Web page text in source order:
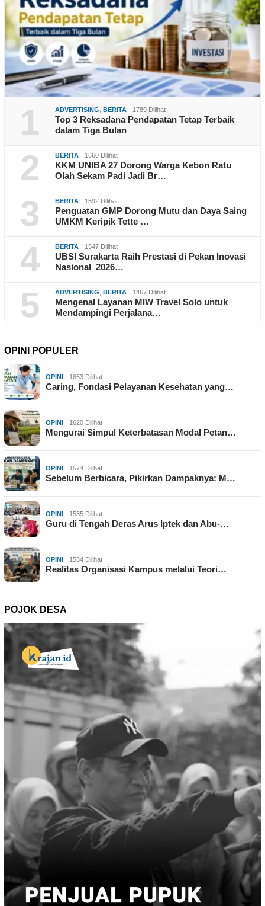
1 ADVERTISING BERITA 1789 Dilihat
Top 3 Reksadana Pendapatan Tetap Terbaik
dalam Tiga Bulan
2 BERITA 1660 Dilihat
KKM UNIBA 27 Dorong Warga Kebon Ratu
Olah Sekam Padi Jadi Br…
3 BERITA 1592 Dilihat
Penguatan GMP Dorong Mutu dan Daya Saing
UMKM Keripik Tette …
4 BERITA 1547 Dilihat
UBSI Surakarta Raih Prestasi di Pekan Inovasi
Nasional 2026…
5 ADVERTISING BERITA 1467 Dilihat
Mengenal Layanan MIW Travel Solo untuk
Mendampingi Perjalana…
OPINI POPULER
OPINI 1653 Dilihat
Caring, Fondasi Pelayanan Kesehatan yang…
OPINI 1620 Dilihat
Mengurai Simpul Keterbatasan Modal Petan…
OPINI 1574 Dilihat
Sebelum Berbicara, Pikirkan Dampaknya: M…
OPINI 1535 Dilihat
Guru di Tengah Deras Arus Iptek dan Abu-…
OPINI 1534 Dilihat
Realitas Organisasi Kampus melalui Teori…
POJOK DESA